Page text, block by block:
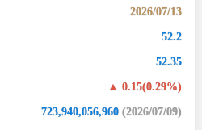
2026/07/13
52.2
52.35
0.15(0.29%)
723,940,056,960 (2026/07/09)